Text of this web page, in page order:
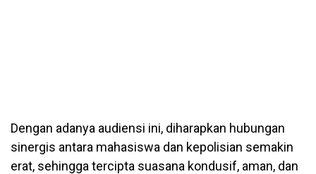
Dengan adanya audiensi ini, diharapkan hubungan
sinergis antara mahasiswa dan kepolisian semakin
erat, sehingga tercipta suasana kondusif, aman, dan